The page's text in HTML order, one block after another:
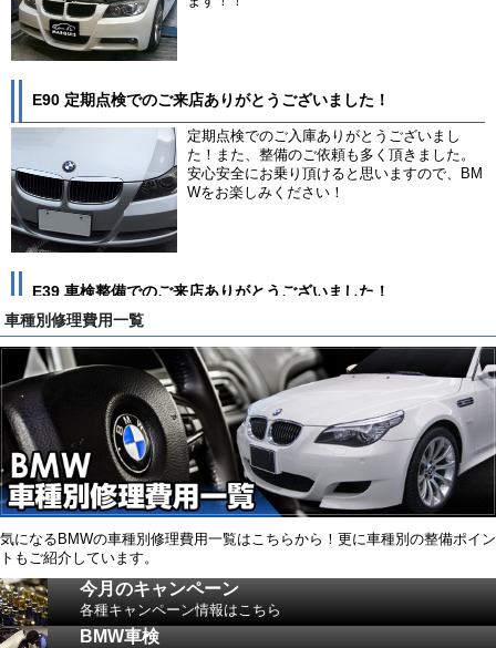
E90 定期点検でのご来店ありがとうございました！
定期点検でのご入庫ありがとうございまし
た！また、整備のご依頼も多く頂きました。
安心安全にお乗り頂けると思いますので、BM
Wをお楽しみください！
E39 車検整備でのご来店ありがとうございました！
いましたが、なるべく費用を抑えるように 整
備プランを作成させて頂きました。これでご
安心してお乗り頂けます！ 次回のご入庫もお
待ち申しあげております。
E66 車検でのご入庫及び整備のご依頼ありがとうございまし
た！
7シリーズと、ハイグレードなお車ですので、
成させて頂きました。 また、定期点検や修
理、次回の車検もご来店をお待ち申し上げて
おります！！
車種別修理費用一覧
気になるBMWの車種別修理費用一覧はこちらから！更に車種別の整備ポイン
トもご紹介しています。
今月のキャンペーン
各種キャンペーン情報はこちら
BMW車検